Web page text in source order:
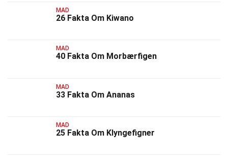
MAD
26 Fakta Om Kiwano
MAD
40 Fakta Om Morbærfigen
MAD
33 Fakta Om Ananas
MAD
25 Fakta Om Klyngefigner